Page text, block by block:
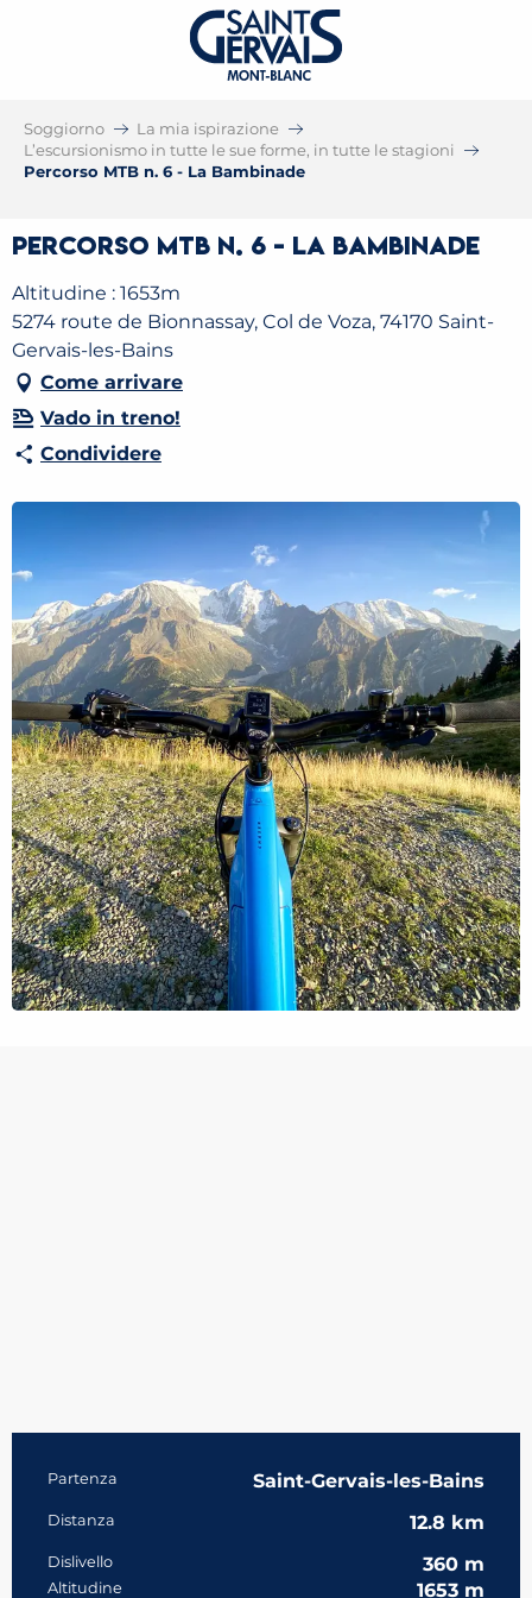
Soggiorno
La mia ispirazione
L’escursionismo in tutte le sue forme, in tutte le stagioni
Percorso MTB n. 6 - La Bambinade
Percorso MTB n. 6 - La Bambinade
Altitudine : 1653m
5274 route de Bionnassay, Col de Voza, 74170 Saint-
Gervais-les-Bains
Come arrivare
Vado in treno!
Condividere
Informazioni pratiche
Partenza Saint-Gervais-les-Bains
Distanza 12.8 km
Dislivello 360 m
Altitudine 1653 m